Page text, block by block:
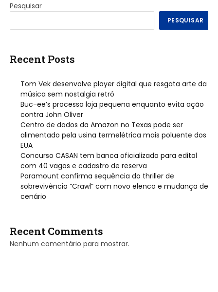
Pesquisar
PESQUISAR
Recent Posts
Tom Vek desenvolve player digital que resgata arte da
música sem nostalgia retrô
Buc-ee’s processa loja pequena enquanto evita ação
contra John Oliver
Centro de dados da Amazon no Texas pode ser
alimentado pela usina termelétrica mais poluente dos
EUA
Concurso CASAN tem banca oficializada para edital
com 40 vagas e cadastro de reserva
Paramount confirma sequência do thriller de
sobrevivência “Crawl” com novo elenco e mudança de
cenário
Recent Comments
Nenhum comentário para mostrar.